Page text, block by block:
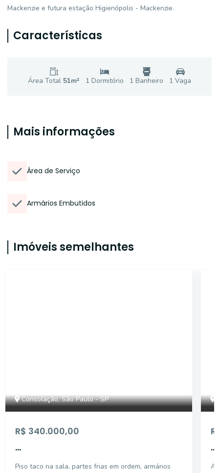
Mackenzie e futura estação Higienópolis - Mackenzie.
Características
Área Total 51m² 1 Dormitório 1 Banheiro 1 Vaga
Mais informações
Área de Serviço
Armários Embutidos
Imóveis semelhantes
Consolação, São Paulo - SP
R$ 340.000,00
...
Piso taco na sala, partes frias em ordem, armários
...